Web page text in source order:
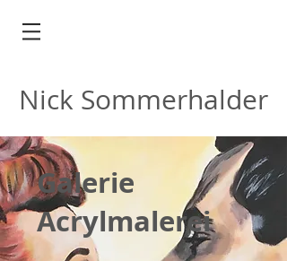
Nick Sommerhalder
Galerie
Acrylmalerei